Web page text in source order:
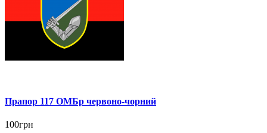
Прапор 117 ОМБр червоно-чорний
100грн